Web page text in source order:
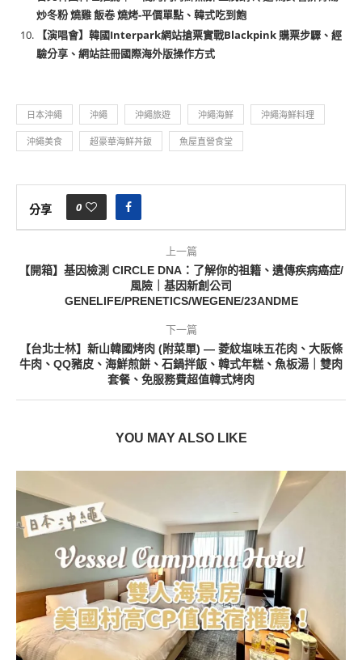
炒冬粉 燒雞 飯卷 燒烤-平價單點、韓式吃到飽
【演唱會】韓國Interpark網站搶票實戰Blackpink 購票步驟、經
驗分享、網站註冊國際海外版操作方式
日本沖繩 沖繩 沖繩旅遊 沖繩海鮮 沖繩海鮮料理
沖繩美食 超豪華海鮮丼飯 魚屋直營食堂
分享 0
上一篇
【開箱】基因檢測 CIRCLE DNA：了解你的祖籍、遺傳疾病癌症/
風險｜基因新創公司
GENELIFE/PRENETICS/WEGENE/23ANDME
下一篇
【台北士林】新山韓國烤肉 (附菜單) — 菱紋塩味五花肉、大阪條
牛肉、QQ豬皮、海鮮煎餅、石鍋拌飯、韓式年糕、魚板湯｜雙肉
套餐、免服務費超值韓式烤肉
YOU MAY ALSO LIKE